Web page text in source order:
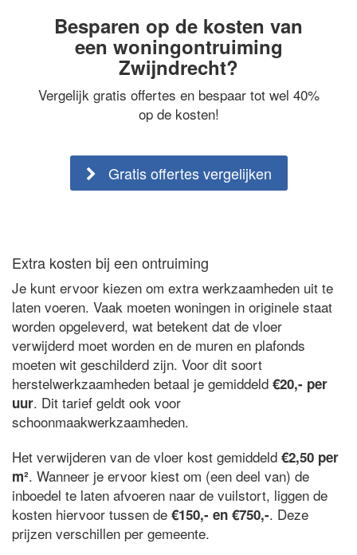
Besparen op de kosten van
een woningontruiming
Zwijndrecht?
Vergelijk gratis offertes en bespaar tot wel 40%
op de kosten!
Gratis offertes vergelijken
Extra kosten bij een ontruiming
Je kunt ervoor kiezen om extra werkzaamheden uit te
laten voeren. Vaak moeten woningen in originele staat
worden opgeleverd, wat betekent dat de vloer
verwijderd moet worden en de muren en plafonds
moeten wit geschilderd zijn. Voor dit soort
herstelwerkzaamheden betaal je gemiddeld €20,- per
uur. Dit tarief geldt ook voor
schoonmaakwerkzaamheden.
Het verwijderen van de vloer kost gemiddeld €2,50 per
m². Wanneer je ervoor kiest om (een deel van) de
inboedel te laten afvoeren naar de vuilstort, liggen de
kosten hiervoor tussen de €150,- en €750,-. Deze
prijzen verschillen per gemeente.